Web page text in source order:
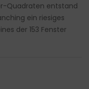
Quadraten entstand
ein riesiges
der 153 Fenster